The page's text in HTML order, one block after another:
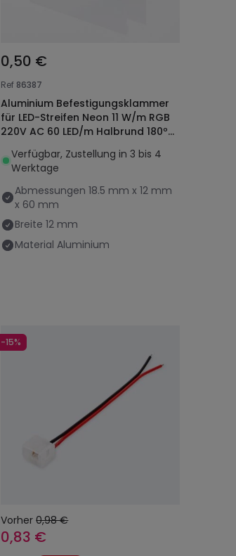
0,50 €
Ref 86387
Aluminium Befestigungsklammer
für LED-Streifen Neon 11 W/m RGB
220V AC 60 LED/m Halbrund 180º
Verfügbar, Zustellung in 3 bis 4
Werktage
Abmessungen 18.5 mm x 12 mm
x 60 mm
Breite 12 mm
Material Aluminium
-15%
Vorher 0,98 €
0,83 €